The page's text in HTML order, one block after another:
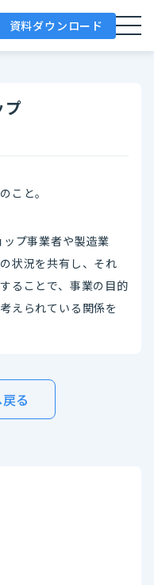
資料ダウンロード
プ
こと。
プ事業者や製造業
状況を共有し、それ
ることで、事業の目的
えられている関係を
る